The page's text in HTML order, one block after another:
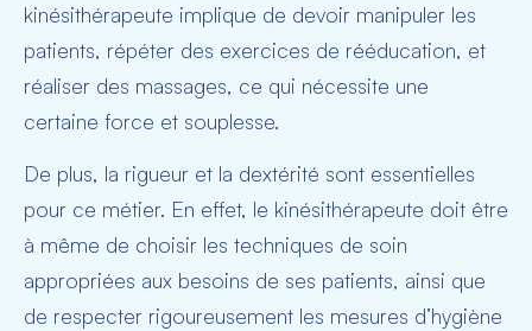
kinésithérapeute implique de devoir manipuler les
patients, répéter des exercices de rééducation, et
réaliser des massages, ce qui nécessite une
certaine force et souplesse.
De plus, la rigueur et la dextérité sont essentielles
pour ce métier. En effet, le kinésithérapeute doit être
à même de choisir les techniques de soin
appropriées aux besoins de ses patients, ainsi que
de respecter rigoureusement les mesures d’hygiène